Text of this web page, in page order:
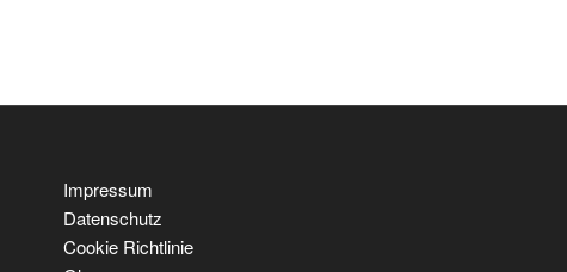
Impressum
Datenschutz
Cookie Richtlinie